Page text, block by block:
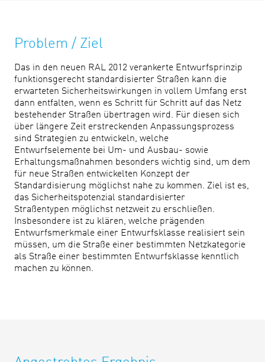
Problem / Ziel
Das in den neuen RAL 2012 verankerte Entwurfsprinzip
funktionsgerecht standardisierter Straßen kann die
erwarteten Sicherheitswirkungen in vollem Umfang erst
dann entfalten, wenn es Schritt für Schritt auf das Netz
bestehender Straßen übertragen wird. Für diesen sich
über längere Zeit erstreckenden Anpassungsprozess
sind Strategien zu entwickeln, welche
Entwurfselemente bei Um- und Ausbau- sowie
Erhaltungsmaßnahmen besonders wichtig sind, um dem
für neue Straßen entwickelten Konzept der
Standardisierung möglichst nahe zu kommen. Ziel ist es,
das Sicherheitspotenzial standardisierter
Straßentypen möglichst netzweit zu erschließen.
Insbesondere ist zu klären, welche prägenden
Entwurfsmerkmale einer Entwurfsklasse realisiert sein
müssen, um die Straße einer bestimmten Netzkategorie
als Straße einer bestimmten Entwurfsklasse kenntlich
machen zu können.